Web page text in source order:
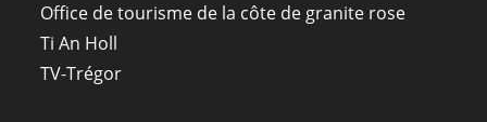
Office de tourisme de la côte de granite rose
Ti An Holl
TV-Trégor